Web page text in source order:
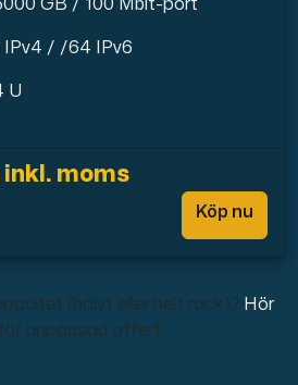
GB / 100 Mbit-port
IPv4 / /64 IPv6
U
inkl. moms
Köp nu
(halvt eller helt rack)? Hör
anpassad offert.